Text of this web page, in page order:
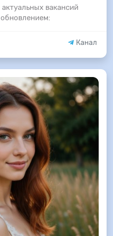
вакансий
Канал